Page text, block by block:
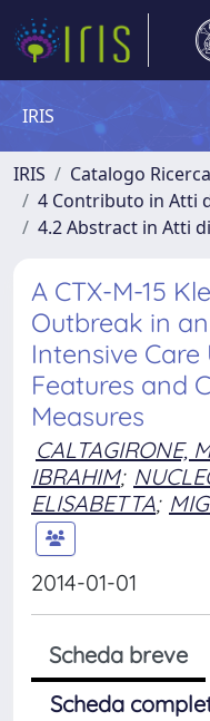
IRIS
IRIS
Catalogo Ricerca
4 Contributo in Atti
4.2 Abstract in Atti
A CTX-M-15
Outbreak in
Intensive
Features and
Measures
CALTAGIRONE,
IBRAHIM;
ELISABETTA;
2014-01-01
Scheda breve
Scheda